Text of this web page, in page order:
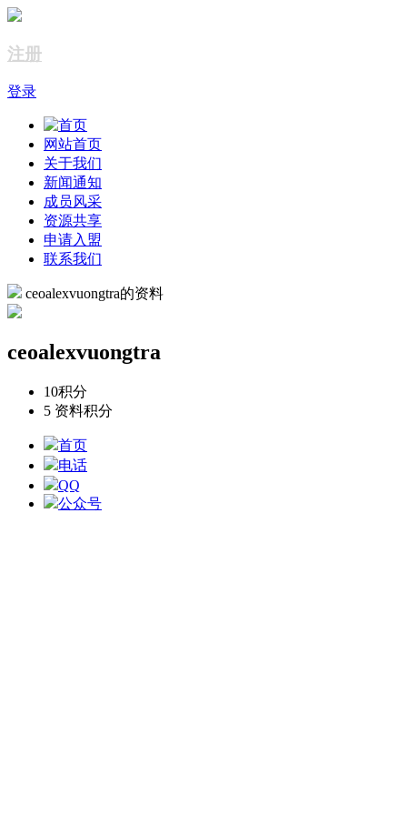
注册
登录
网站首页
关于我们
新闻通知
成员风采
资源共享
申请入盟
联系我们
ceoalexvuongtra的资料
ceoalexvuongtra
10积分
5 资料积分
首页
电话
QQ
公众号